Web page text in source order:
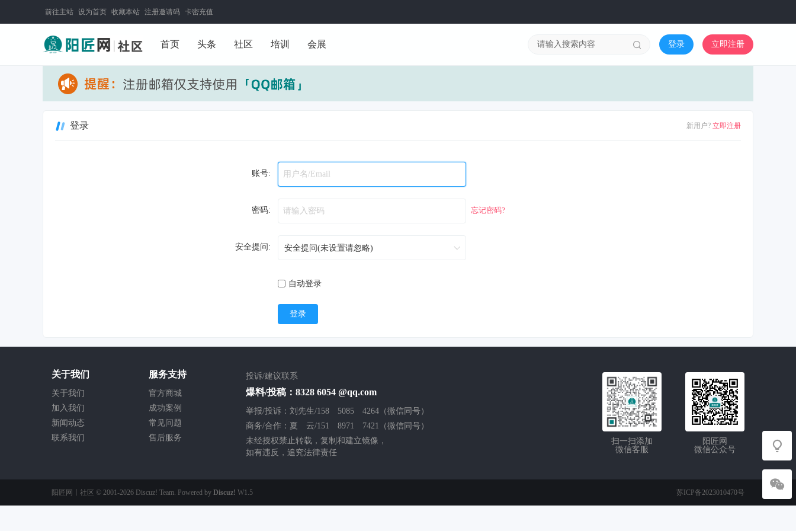
前往主站 设为首页 收藏本站 注册邀请码 卡密充值
首页 头条 社区 培训 会展 登录 立即注册
新用户? 立即注册
登录
账号:
密码: 忘记密码?
安全提问:
自动登录
登录
关于我们
关于我们
加入我们
新闻动态
联系我们
服务支持
官方商城
成功案例
常见问题
售后服务
投诉/建议联系
爆料/投稿：8328 6054 @qq.com
举报/投诉：刘先生/158 5085 4264（微信同号）
商务/合作：夏 云/151 8971 7421（微信同号）
未经授权禁止转载，复制和建立镜像，
如有违反，追究法律责任
阳匠网
微信公众号
扫一扫添加
微信客服
阳匠网丨社区 © 2001-2026 Discuz! Team. Powered by Discuz! W1.5 苏ICP备2023010470号